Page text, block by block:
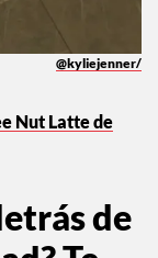
Nut Latte de